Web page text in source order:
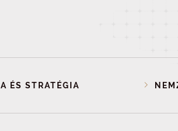
ÉS STRATÉGIA